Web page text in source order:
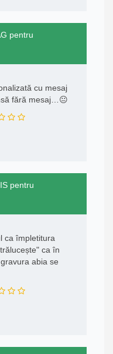
pentru
cu mesaj
fără mesaj…😐
pentru
ca împletitura
ca în
abia se